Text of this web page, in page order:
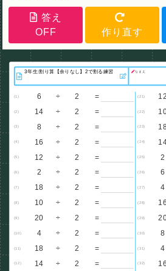
答え
OFF
作り直す
なまえ
(1) 6 ÷ 2 =
(2) 14 ÷ 2 =
(3) 8 ÷ 2 =
(4) 16 ÷ 2 =
(5) 12 ÷ 2 =
(6) 2 ÷ 2 =
(7) 18 ÷ 2 =
(8) 10 ÷ 2 =
(9) 20 ÷ 2 =
(10) 4 ÷ 2 =
(11) 18 ÷ 2 =
(12) 14 ÷ 2 =
(21) 12
(22)
(23)
(24)
(25) 2
(26) 6
(27) 4
(28) 16
(29)
(30) 8
(31) 4
(32) 16